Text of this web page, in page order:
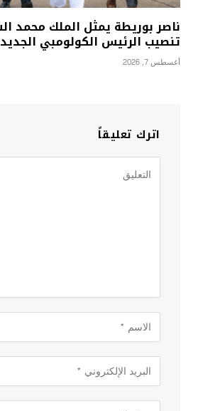
ناصر بوريطة يمثل الملك
تنصيب الرئيس الكولومبي
أغسطس 7, 2026
اترك تعليقاً